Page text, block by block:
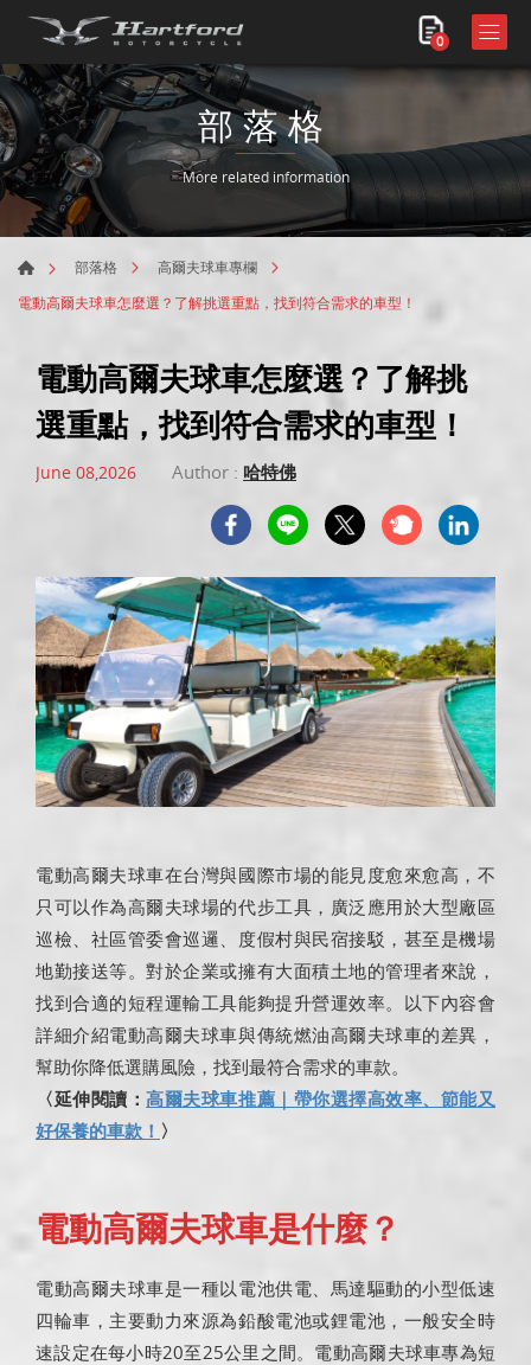
0
部落格
More related information
部落格
高爾夫球車專欄
電動高爾夫球車怎麼選？了解挑選重點，找到符合需求的車型！
電動高爾夫球車怎麼選？了解挑
選重點，找到符合需求的車型！
June 08,2026 Author : 哈特佛
電動高爾夫球車在台灣與國際市場的能見度愈來愈高，不
只可以作為高爾夫球場的代步工具，廣泛應用於大型廠區
巡檢、社區管委會巡邏、度假村與民宿接駁，甚至是機場
地勤接送等。對於企業或擁有大面積土地的管理者來說，
找到合適的短程運輸工具能夠提升營運效率。以下內容會
詳細介紹電動高爾夫球車與傳統燃油高爾夫球車的差異，
幫助你降低選購風險，找到最符合需求的車款。
〈延伸閱讀：高爾夫球車推薦｜帶你選擇高效率、節能又
好保養的車款！ 〉
電動高爾夫球車是什麼？
電動高爾夫球車是一種以電池供電、馬達驅動的小型低速
四輪車，主要動力來源為鉛酸電池或鋰電池，一般安全時
速設定在每小時20至25公里之間。電動高爾夫球車專為短